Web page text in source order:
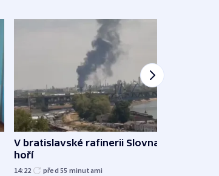
V bratislavské rafinerii Slovnaft
hoří
14:22 před 55 minutami